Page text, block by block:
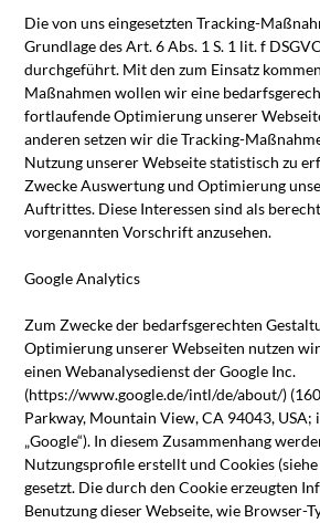
Die von uns eingesetzten Tracking-
Grundlage des Art. 6 Abs. 1 S. 1 lit. f
durchgeführt. Mit den zum Einsatz
Maßnahmen wollen wir eine
fortlaufende Optimierung unserer
anderen setzen wir die Tracking-
Nutzung unserer Webseite statistisch zu
Zwecke Auswertung und Optimierung
Auftrittes. Diese Interessen sind als
vorgenannten Vorschrift anzusehen.
Google Analytics
Zum Zwecke der bedarfsgerechten
Optimierung unserer Webseiten nutzen
einen Webanalysedienst der Google Inc.
(https://www.google.de/intl/de/about/)
Parkway, Mountain View, CA 94043, USA;
„Google“). In diesem Zusammenhang
Nutzungsprofile erstellt und Cookies
gesetzt. Die durch den Cookie erzeugten
Benutzung dieser Webseite, wie Browser-